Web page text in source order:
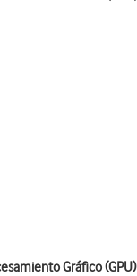
Gráfico (GPU)